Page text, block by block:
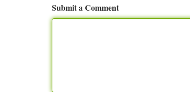
Submit a Comment